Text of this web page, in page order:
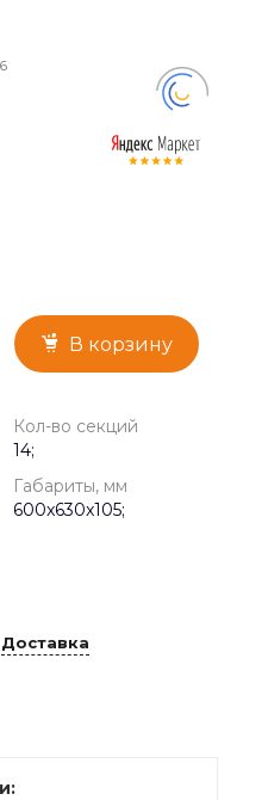
В корзину
Кол-во секций
14;
Габариты, мм
600x630x105;
Доставка